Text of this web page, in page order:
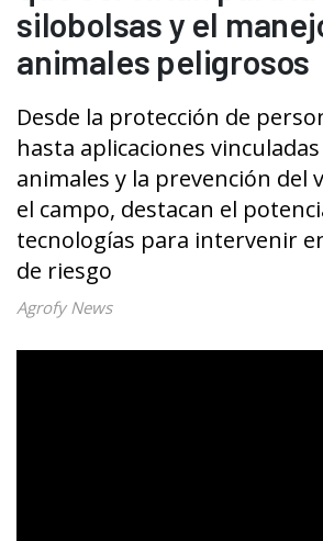
silobolsas y el
animales peligrosos
Desde la protección de
hasta aplicaciones
animales y la prevención del
el campo, destacan el
tecnologías para intervenir
de riesgo
Agrofy News